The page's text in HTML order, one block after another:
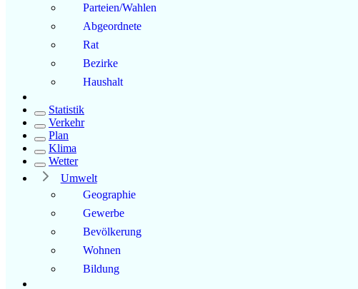
Parteien/Wahlen
Abgeordnete
Rat
Bezirke
Haushalt
Statistik
Verkehr
Plan
Klima
Wetter
Umwelt
Geographie
Gewerbe
Bevölkerung
Wohnen
Bildung